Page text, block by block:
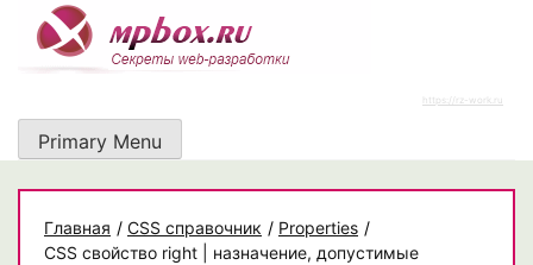
content
https://rz-work.ru
Primary Menu
Главная / CSS справочник / Properties /
CSS свойство right | назначение, допустимые